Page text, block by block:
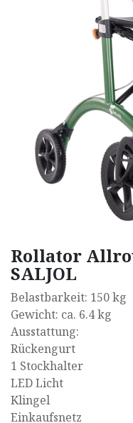
Rollator
SALJOL
Belastbarkeit: 150 kg
Gewicht: ca. 6.4 kg
Ausstattung:
Rückengurt
1 Stockhalter
LED Licht
Klingel
Einkaufsnetz